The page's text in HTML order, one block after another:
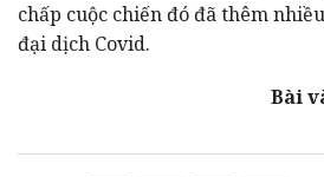
chấp cuộc chiến đó đã thêm
đại dịch Covid.
Bài